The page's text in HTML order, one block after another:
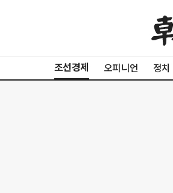
조선경제 오피니언 정치